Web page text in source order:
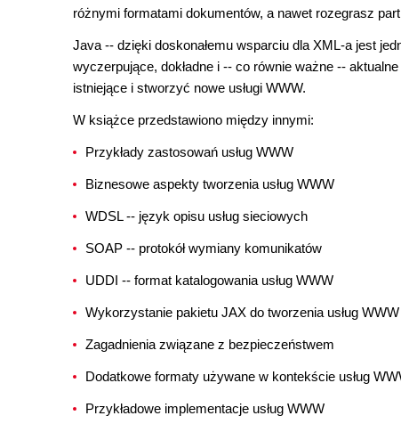
różnymi formatami dokumentów, a nawet rozegrasz
Java -- dzięki doskonałemu wsparciu dla XML-a jest
wyczerpujące, dokładne i -- co równie ważne --
istniejące i stworzyć nowe usługi WWW.
W książce przedstawiono między innymi:
Przykłady zastosowań usług WWW
Biznesowe aspekty tworzenia usług WWW
WDSL -- język opisu usług sieciowych
SOAP -- protokół wymiany komunikatów
UDDI -- format katalogowania usług WWW
Wykorzystanie pakietu JAX do tworzenia usług WWW
Zagadnienia związane z bezpieczeństwem
Dodatkowe formaty używane w kontekście usług
Przykładowe implementacje usług WWW